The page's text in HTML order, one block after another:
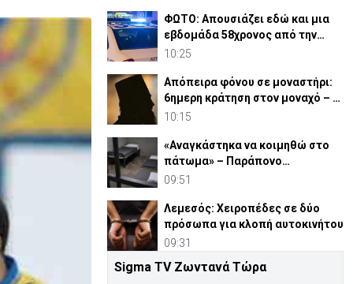
ΦΩΤΟ: Απουσιάζει εδώ και μια
εβδομάδα 58χρονος από την
οικία του στη Λευκωσία
10:25
Απόπειρα φόνου σε μοναστήρι:
6ημερη κράτηση στον μοναχό – Τι
προηγήθηκε
10:15
«Αναγκάστηκα να κοιμηθώ στο
πάτωμα» – Παράπονο
κρατούμενου ενώπιον
09:51
Λεμεσός: Χειροπέδες σε δύο
πρόσωπα για κλοπή αυτοκινήτου
09:31
Βομβαρδισμοί Τηλλυρίας: Μέσω
Sigma TV Ζωντανά Τώρα